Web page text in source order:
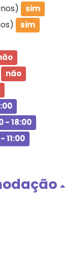
sim
sim
não
- 18:00
11:00